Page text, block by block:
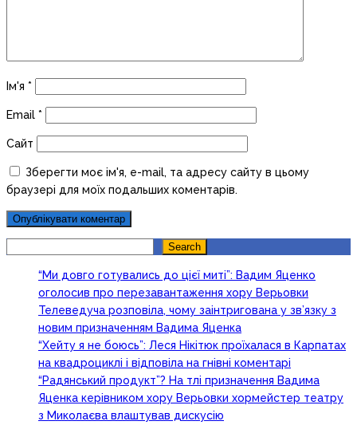
Ім'я *
Email *
Сайт
Зберегти моє ім'я, e-mail, та адресу сайту в цьому
браузері для моїх подальших коментарів.
Search
“Ми довго готувались до цієї миті”: Вадим Яценко
оголосив про перезавантаження хору Верьовки
Телеведуча розповіла, чому заінтригована у зв’язку з
новим призначенням Вадима Яценка
“Хейту я не боюсь”: Леся Нікітюк проїхалася в Карпатах
на квадроциклі і відповіла на гнівні коментарі
“Радянський продукт”? На тлі призначення Вадима
Яценка керівником хору Верьовки хормейстер театру
з Миколаєва влаштував дискусію